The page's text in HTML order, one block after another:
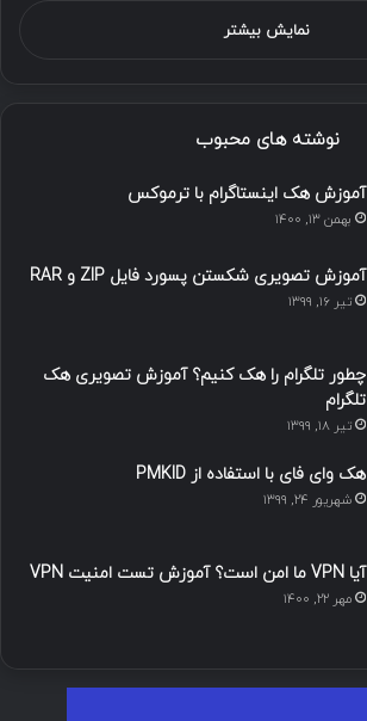
نمایش بیشتر
نوشته های محبوب
آموزش هک اینستاگرام با ترموکس
بهمن ۱۳, ۱۴۰۰
آموزش تصویری شکستن پسورد فایل ZIP و RAR
تیر ۱۶, ۱۳۹۹
چطور تلگرام را هک کنیم؟ آموزش تصویری هک
تلگرام
تیر ۱۸, ۱۳۹۹
هک وای فای با استفاده از PMKID
شهریور ۲۴, ۱۳۹۹
آیا VPN ما امن است؟ آموزش تست امنیت VPN
مهر ۲۲, ۱۴۰۰